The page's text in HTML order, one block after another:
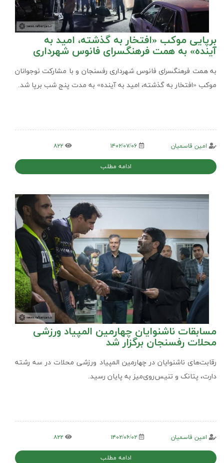
برپایی موکب «افتخار به گذشته، امید به
آینده» به همت فرهنگسرای فانوس شهرداری
به همت فرهنگسرای فانوس شهرداری رفسنجان و با مشارکت نوجوانان
موکب «افتخار به گذشته، امید به آینده» به مدت پنج شب برپا شد.
امین قاسمیان ۱۴۰۲/۰۷/۰۶ ۸۲۲
ادامه مطلب
مسابقات ناشنوایان چهارمین المپیاد ورزشی
محلات رفسنجان برگزار شد
رقابت‌های ناشنوایان در چهارمین المپیاد ورزشی محلات در سه رشته
دارت، پتانک و تنیس‌روی‌میز به پایان رسید.
امین قاسمیان ۱۴۰۲/۰۶/۰۲ ۸۲۲
ادامه مطلب